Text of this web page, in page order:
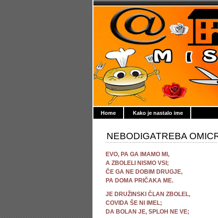
Home Kako je nastalo ime
NEBODIGATREBA
EVO, PA GA IMAMO MI,
A ZBOLELI NISMO VSI;
ČE GA NE DOBIM DRUGJE,
PA DOMA PRIČAKA ME.
JE DRUŽINSKI ČLAN ZBOLEL,
COVIDA ŠE NI IMEL;
DA BOLAN JE, SPLOH NE VE;